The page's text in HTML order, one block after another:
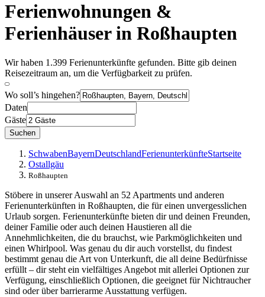
Ferienwohnungen &
Ferienhäuser in Roßhaupten
Wir haben 1.399 Ferienunterkünfte gefunden. Bitte gib deinen
Reisezeitraum an, um die Verfügbarkeit zu prüfen.
Wo soll’s hingehen?
Daten
Gäste
Suchen
SchwabenBayernDeutschlandFerienunterkünfteStartseite
Ostallgäu
Roßhaupten
Stöbere in unserer Auswahl an 52 Apartments und anderen
Ferienunterkünften in Roßhaupten, die für einen unvergesslichen
Urlaub sorgen. Ferienunterkünfte bieten dir und deinen Freunden,
deiner Familie oder auch deinen Haustieren all die
Annehmlichkeiten, die du brauchst, wie Parkmöglichkeiten und
einen Whirlpool. Was genau du dir auch vorstellst, du findest
bestimmt genau die Art von Unterkunft, die all deine Bedürfnisse
erfüllt – dir steht ein vielfältiges Angebot mit allerlei Optionen zur
Verfügung, einschließlich Optionen, die geeignet für Nichtraucher
sind oder über barrierarme Ausstattung verfügen.